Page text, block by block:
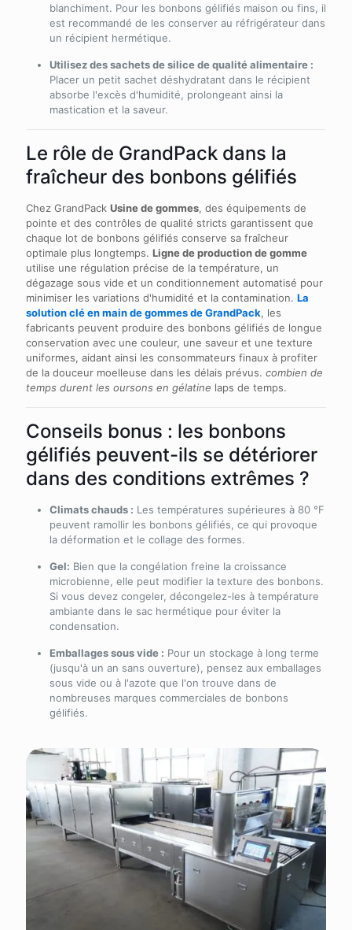
blanchiment. Pour les bonbons gélifiés maison ou fins, il
est recommandé de les conserver au réfrigérateur dans
un récipient hermétique.
Utilisez des sachets de silice de qualité alimentaire :
Placer un petit sachet déshydratant dans le récipient
absorbe l'excès d'humidité, prolongeant ainsi la
mastication et la saveur.
Le rôle de GrandPack dans la
fraîcheur des bonbons gélifiés
Chez GrandPack Usine de gommes, des équipements de
pointe et des contrôles de qualité stricts garantissent que
chaque lot de bonbons gélifiés conserve sa fraîcheur
optimale plus longtemps. Ligne de production de gomme
utilise une régulation précise de la température, un
dégazage sous vide et un conditionnement automatisé pour
minimiser les variations d'humidité et la contamination. La
solution clé en main de gommes de GrandPack, les
fabricants peuvent produire des bonbons gélifiés de longue
conservation avec une couleur, une saveur et une texture
uniformes, aidant ainsi les consommateurs finaux à profiter
de la douceur moelleuse dans les délais prévus. combien de
temps durent les oursons en gélatine laps de temps.
Conseils bonus : les bonbons
gélifiés peuvent-ils se détériorer
dans des conditions extrêmes ?
Climats chauds : Les températures supérieures à 80 °F
peuvent ramollir les bonbons gélifiés, ce qui provoque
la déformation et le collage des formes.
Gel: Bien que la congélation freine la croissance
microbienne, elle peut modifier la texture des bonbons.
Si vous devez congeler, décongelez-les à température
ambiante dans le sac hermétique pour éviter la
condensation.
Emballages sous vide : Pour un stockage à long terme
(jusqu'à un an sans ouverture), pensez aux emballages
sous vide ou à l'azote que l'on trouve dans de
nombreuses marques commerciales de bonbons
gélifiés.